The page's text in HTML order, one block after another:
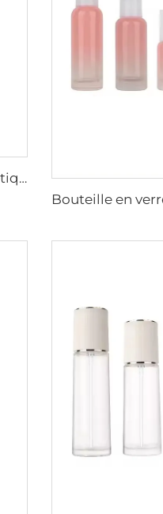
Flacon compte-gouttes essentiel cosmétique coloré flacon d'huile essentielle givré personnalisation emballage en verre